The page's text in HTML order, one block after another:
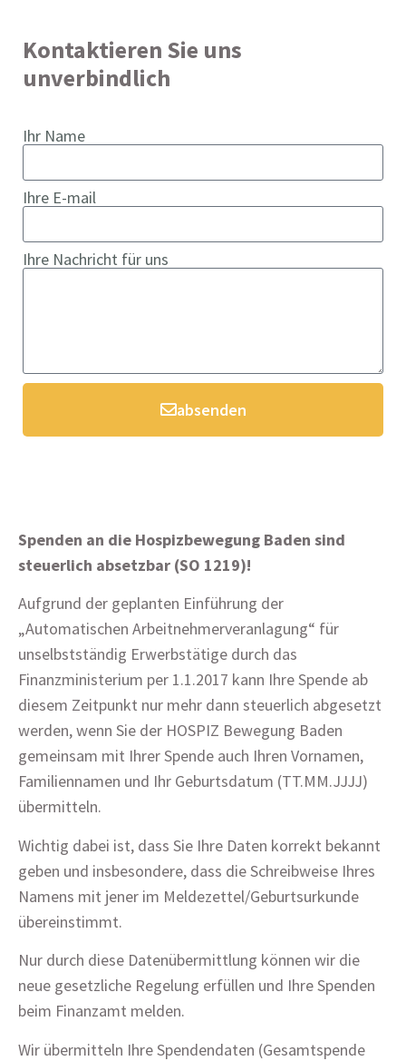
Kontaktieren Sie uns
unverbindlich
Ihr Name
Ihre E-mail
Ihre Nachricht für uns
absenden
Spenden an die Hospizbewegung Baden sind
steuerlich absetzbar (SO 1219)!
Aufgrund der geplanten Einführung der
„Automatischen Arbeitnehmerveranlagung“ für
unselbstständig Erwerbstätige durch das
Finanzministerium per 1.1.2017 kann Ihre Spende ab
diesem Zeitpunkt nur mehr dann steuerlich abgesetzt
werden, wenn Sie der HOSPIZ Bewegung Baden
gemeinsam mit Ihrer Spende auch Ihren Vornamen,
Familiennamen und Ihr Geburtsdatum (TT.MM.JJJJ)
übermitteln.
Wichtig dabei ist, dass Sie Ihre Daten korrekt bekannt
geben und insbesondere, dass die Schreibweise Ihres
Namens mit jener im Meldezettel/Geburtsurkunde
übereinstimmt.
Nur durch diese Datenübermittlung können wir die
neue gesetzliche Regelung erfüllen und Ihre Spenden
beim Finanzamt melden.
Wir übermitteln Ihre Spendendaten (Gesamtspende